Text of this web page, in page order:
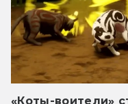
«Коты-воители»